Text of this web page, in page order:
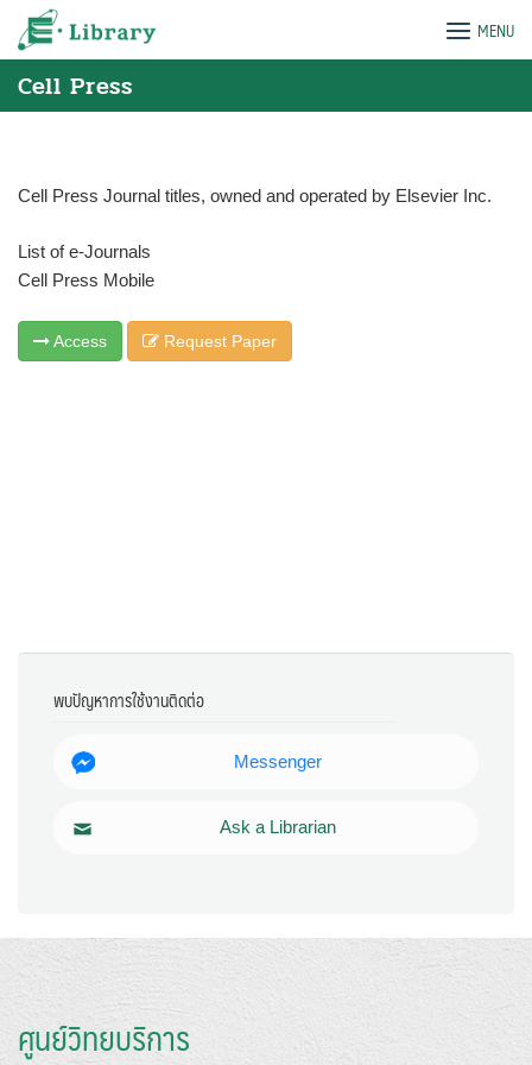
Skip
e-Library MENU
Cell Press
Cell Press Journal titles, owned and operated by Elsevier Inc.
List of e-Journals
Cell Press Mobile
Access Request Paper
พบปัญหาการใช้งานติดต่อ
Messenger
Ask a Librarian
ศูนย์วิทยบริการ